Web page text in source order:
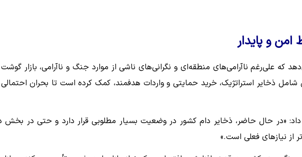
امن و پایدار
که علی‌رغم ناآرامی‌های منطقه‌ای و نگرانی‌های ناشی از موارد جنگ و ناآرامی، بازار گوشت
شامل ذخایر استراتژیک، خرید حمایتی و واردات هدفمند، کمک کرده است تا بحران احتمالی
داد: «در حال حاضر، ذخایر دام کشور در وضعیت بسیار مطلوبی قرار دارد و حتی در بخش
نیازهای فعلی است.»